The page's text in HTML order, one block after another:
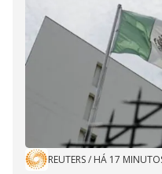
REUTERS/ HÁ 17